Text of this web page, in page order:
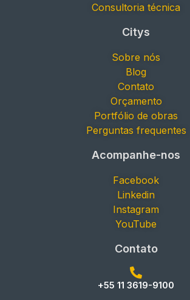
Consultoria técnica
Citys
Sobre nós
Blog
Contato
Orçamento
Portfólio de obras
Perguntas frequentes
Acompanhe-nos
Facebook
Linkedin
Instagram
YouTube
Contato
+55 11 3619-9100